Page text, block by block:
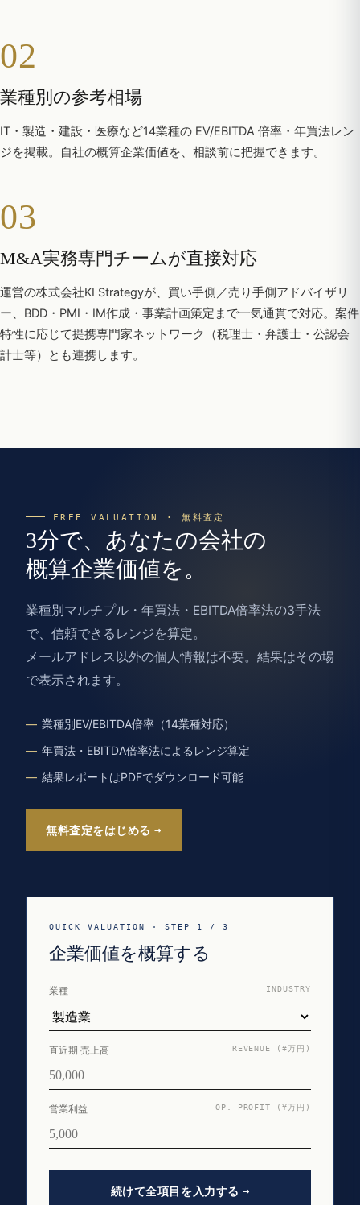
02
業種別の参考相場
IT・製造・建設・医療など14業種の EV/EBITDA 倍率・年買法レン
ジを掲載。自社の概算企業価値を、相談前に把握できます。
03
M&A実務専門チームが直接対応
運営の株式会社KI Strategyが、買い手側／売り手側アドバイザリ
ー、BDD・PMI・IM作成・事業計画策定まで一気通貫で対応。案件
特性に応じて提携専門家ネットワーク（税理士・弁護士・公認会
計士等）とも連携します。
FREE VALUATION · 無料査定
3分で、あなたの会社の
概算企業価値を。
業種別マルチプル・年買法・EBITDA倍率法の3手法
で、信頼できるレンジを算定。
メールアドレス以外の個人情報は不要。結果はその場
で表示されます。
業種別EV/EBITDA倍率（14業種対応）
年買法・EBITDA倍率法によるレンジ算定
結果レポートはPDFでダウンロード可能
無料査定をはじめる
QUICK VALUATION · STEP 1 / 3
企業価値を概算する
業種 INDUSTRY
直近期 売上高 REVENUE (¥万円)
営業利益 OP. PROFIT (¥万円)
続けて全項目を入力する